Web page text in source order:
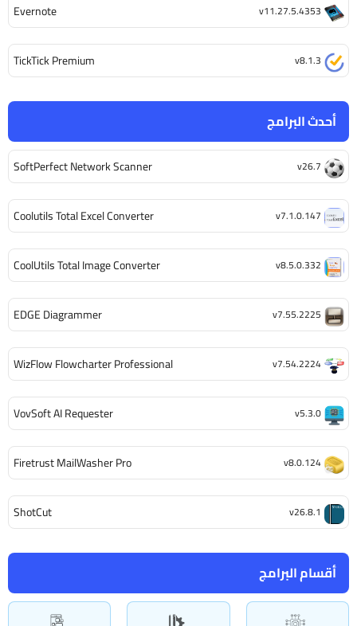
أقسام البرامج
أحدث البرامج
SoftPerfect Network Scanner v26.7
Coolutils Total Excel Converter v7.1.0.147
CoolUtils Total Image Converter v8.5.0.332
EDGE Diagrammer v7.55.2225
WizFlow Flowcharter Professional v7.54.2224
VovSoft AI Requester v5.3.0
Firetrust MailWasher Pro v8.0.124
ShotCut v26.8.1
Evernote v11.27.5.4353
TickTick Premium v8.1.3